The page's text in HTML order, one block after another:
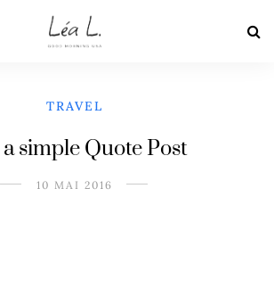
TRAVEL
simple Quote Post
10 MAI 2016